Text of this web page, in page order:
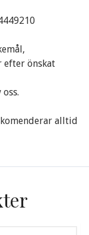
efter önskat
alltid